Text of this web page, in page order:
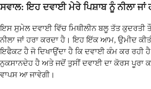
ਸਵਾਲ: ਇਹ ਦਵਾਈ ਮੇਰੇ ਪਿਸ਼ਾਬ ਨੂੰ ਨੀਲਾ ਜਾਂ
ਇਸ ਸੁਮੇਲ ਦਵਾਈ ਵਿੱਚ ਮਿਥੀਲੀਨ ਬਲੂ ਤੱਤ ਕੁਦਰਤੀ
ਨੀਲਾ ਜਾਂ ਹਰਾ ਕਰਦਾ ਹੈ। ਇਹ ਇੱਕ ਆਮ, ਉਮੀਦ
ਇਫੈਕਟ ਹੈ ਜੋ ਦਿਖਾਉਂਦਾ ਹੈ ਕਿ ਦਵਾਈ ਕੰਮ ਕਰ ਰਹੀ
ਨੁਕਸਾਨਦੇਹ ਹੈ ਅਤੇ ਜਦੋਂ ਤੁਸੀਂ ਦਵਾਈ ਦਾ ਕੋਰਸ ਪੂਰਾ
ਵਾਪਸ ਆ ਜਾਵੇਗੀ।